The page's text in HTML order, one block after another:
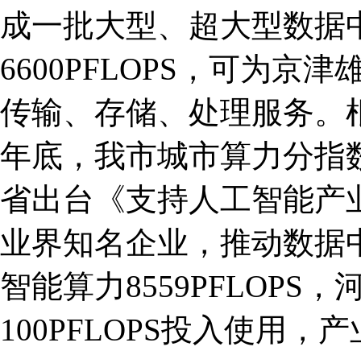
成一批大型、超大型数据
6600PFLOPS，可为京津
传输、存储、处理服务。
年底，我市城市算力分指
省出台《支持人工智能产
业界知名企业，推动数
智能算力8559PFLOPS，
100PFLOPS投入使用，